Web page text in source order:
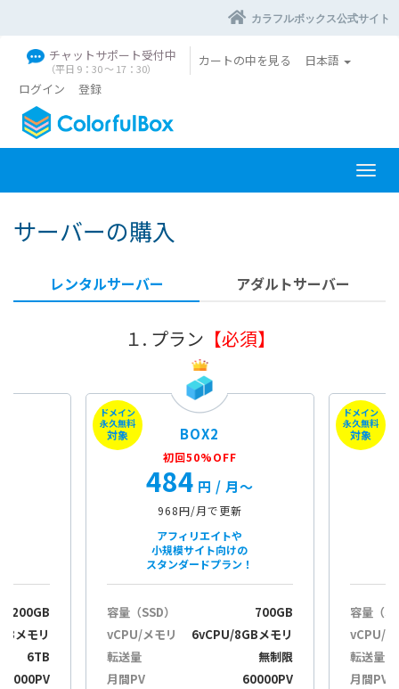
カラフルボックス公式サイト
チャットサポート受付中
（平日 9：30 〜 17：30）
カートの中を見る
日本語
ログイン
登録
ナ
ビ
る
サーバーの購入
レンタルサーバー アダルトサーバー
１. プラン 【必須】
200GB
メモリ
6TB
ドメイン
永久無料
対象 BOX2
初回50%OFF
484 円 / 月〜
968円/月で更新
アフィリエイトや
小規模サイト向けの
スタンダードプラン！
容量（SSD）
700GB
vCPU/メモリ
6vCPU/8GBメモリ
転送量
無制限
月間PV
60000PV
ドメイン
永久無料
対象
容量（
vCPU/
転送量
月間PV